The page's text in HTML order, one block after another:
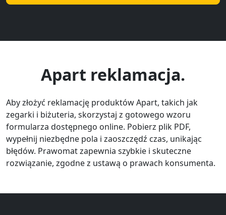
Apart reklamacja.
Aby złożyć reklamację produktów Apart, takich jak
zegarki i biżuteria, skorzystaj z gotowego wzoru
formularza dostępnego online. Pobierz plik PDF,
wypełnij niezbędne pola i zaoszczędź czas, unikając
błędów. Prawomat zapewnia szybkie i skuteczne
rozwiązanie, zgodne z ustawą o prawach konsumenta.